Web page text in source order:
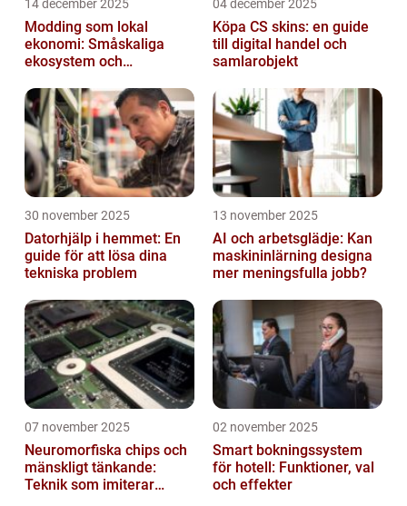
14 december 2025
Modding som lokal
ekonomi: Småskaliga
ekosystem och
04 december 2025
Köpa CS skins: en guide
till digital handel och
samlarobjekt
30 november 2025
Datorhjälp i hemmet: En
guide för att lösa dina
tekniska problem
13 november 2025
AI och arbetsglädje: Kan
maskininlärning designa
mer meningsfulla jobb?
07 november 2025
Neuromorfiska chips och
mänskligt tänkande:
Teknik som imiterar
02 november 2025
Smart bokningssystem
för hotell: Funktioner, val
och effekter